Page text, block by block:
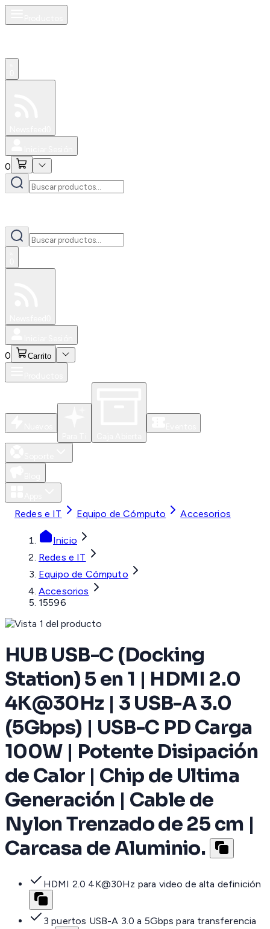
0
0 Carrito
Redes e IT Equipo de Cómputo Accesorios
Inicio
Redes e IT
Equipo de Cómputo
Accesorios
15596
HUB USB-C (Docking
Station) 5 en 1 | HDMI 2.0
4K@30Hz | 3 USB-A 3.0
(5Gbps) | USB-C PD Carga
100W | Potente Disipación
de Calor | Chip de Ultima
Generación | Cable de
Nylon Trenzado de 25 cm |
Carcasa de Aluminio.
HDMI 2.0 4K@30Hz para video de alta definición
3 puertos USB-A 3.0 a 5Gbps para transferencia